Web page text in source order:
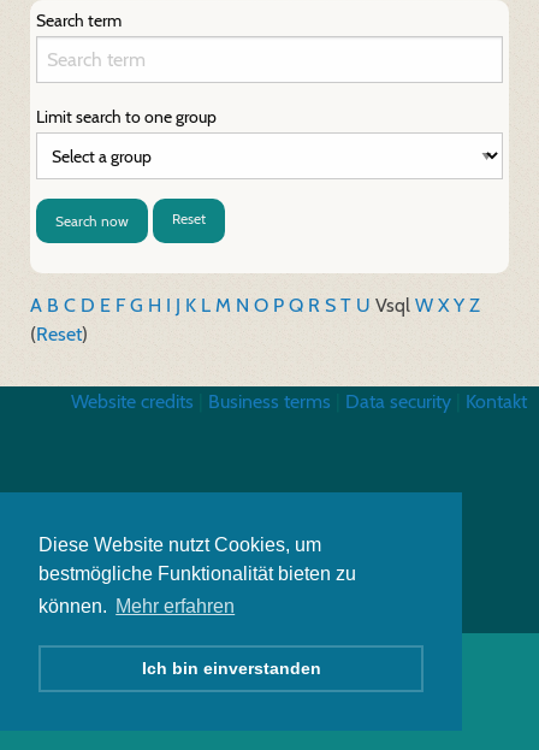
Diese Website nutzt Cookies, um
bestmögliche Funktionalität bieten zu
können. Mehr erfahren
Ich bin einverstanden
Search term
Limit search to one group
Search now Reset
A B C D E FG H I J K L M N O P Q R S T U Vsql W XY Z
(Reset)
Website credits Business terms Data security Kontakt